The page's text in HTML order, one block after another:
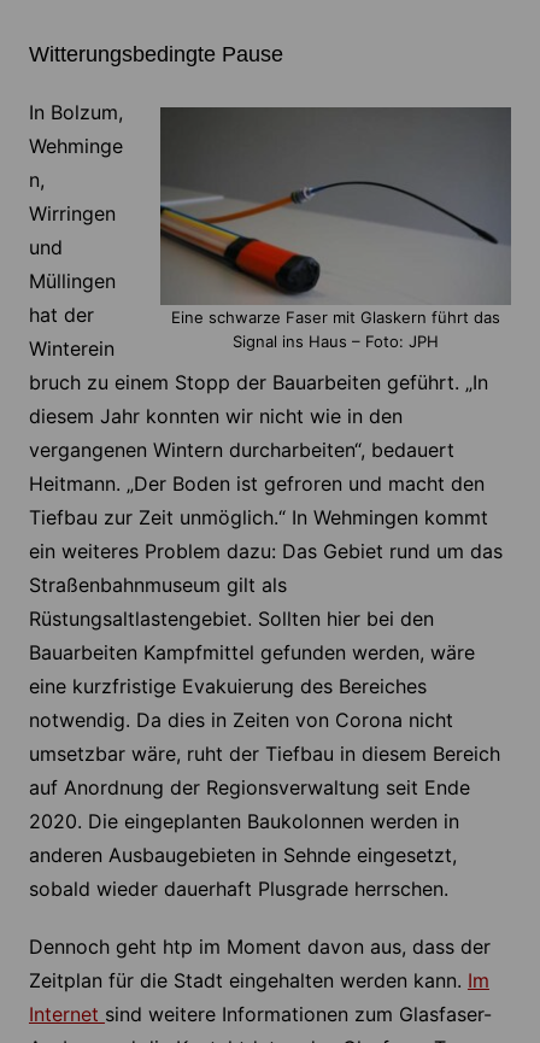
Witterungsbedingte Pause
Eine schwarze Faser mit Glaskern führt das
Signal ins Haus – Foto: JPH
In Bolzum,
Wehminge
n,
Wirringen
und
Müllingen
hat der
Winterein
bruch zu einem Stopp der Bauarbeiten geführt. „In
diesem Jahr konnten wir nicht wie in den
vergangenen Wintern durcharbeiten“, bedauert
Heitmann. „Der Boden ist gefroren und macht den
Tiefbau zur Zeit unmöglich.“ In Wehmingen kommt
ein weiteres Problem dazu: Das Gebiet rund um das
Straßenbahnmuseum gilt als
Rüstungsaltlastengebiet. Sollten hier bei den
Bauarbeiten Kampfmittel gefunden werden, wäre
eine kurzfristige Evakuierung des Bereiches
notwendig. Da dies in Zeiten von Corona nicht
umsetzbar wäre, ruht der Tiefbau in diesem Bereich
auf Anordnung der Regionsverwaltung seit Ende
2020. Die eingeplanten Baukolonnen werden in
anderen Ausbaugebieten in Sehnde eingesetzt,
sobald wieder dauerhaft Plusgrade herrschen.
Dennoch geht htp im Moment davon aus, dass der
Zeitplan für die Stadt eingehalten werden kann. Im
Internet sind weitere Informationen zum Glasfaser-